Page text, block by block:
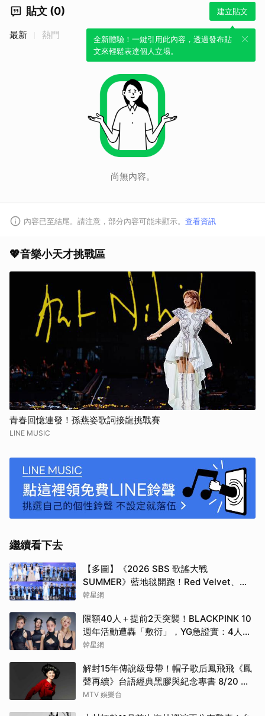
貼文 (0) 建立貼文
全新體驗！一鍵引用此內容，透過發布貼
文來輕鬆表達個人立場。
最新 熱門
尚無內容。
內容已至結尾。請注意，部分內容可能未顯示。 查看資訊
💖音樂小天才挑戰區
青春回憶連發！孫燕姿歌詞接龍挑戰賽
LINE MUSIC
繼續看下去
【多圖】《2026 SBS 歌謠大戰
SUMMER》藍地毯開跑！Red Velvet、
Stray Kids、ATEEZ、RIIZE等愛豆登場
韓星網
限額40人＋提前2天突襲！BLACKPINK 10
週年活動遭轟「敷衍」，YG急證實：4人確
定完全體出席
韓星網
解封15年傳說級母帶！帽子歌后鳳飛飛《鳳
聲再續》台語經典黑膠與紀念專書 8/20 珍
藏預購
MTV 娛樂台